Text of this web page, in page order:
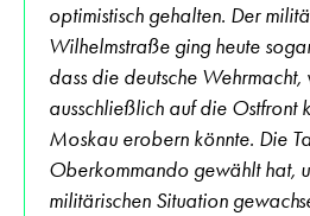
optimistisch gehalten. Der
Wilhelmstraße ging heute
dass die deutsche Wehrmacht,
ausschließlich auf die Ostfront
Moskau erobern könnte. Die
Oberkommando gewählt hat,
militärischen Situation